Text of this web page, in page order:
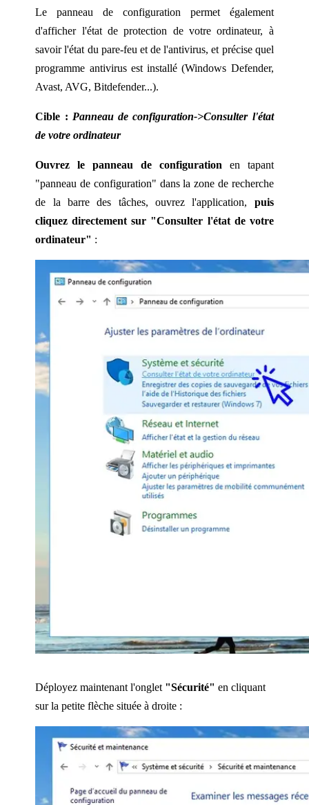
Le panneau de configuration permet également
d'afficher l'état de protection de votre ordinateur, à
savoir l'état du pare-feu et de l'antivirus, et précise quel
programme antivirus est installé (Windows Defender,
Avast, AVG, Bitdefender...).
Cible : Panneau de configuration->Consulter l'état
de votre ordinateur
Ouvrez le panneau de configuration en tapant
"panneau de configuration" dans la zone de recherche
de la barre des tâches, ouvrez l'application, puis
cliquez directement sur "Consulter l'état de votre
ordinateur" :
Déployez maintenant l'onglet "Sécurité" en cliquant
sur la petite flèche située à droite :